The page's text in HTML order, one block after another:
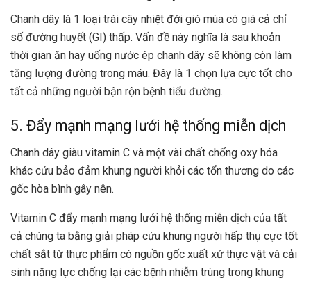
Chanh dây là 1 loại trái cây nhiệt đới gió mùa có giá cả chỉ
số đường huyết (GI) thấp. Vấn đề này nghĩa là sau khoản
thời gian ăn hay uống nước ép chanh dây sẽ không còn làm
tăng lượng đường trong máu. Đây là 1 chọn lựa cực tốt cho
tất cả những người bận rộn bệnh tiểu đường.
5. Đẩy mạnh mạng lưới hệ thống miễn dịch
Chanh dây giàu vitamin C và một vài chất chống oxy hóa
khác cứu bảo đảm khung người khỏi các tổn thương do các
gốc hòa bình gây nên.
Vitamin C đẩy mạnh mạng lưới hệ thống miễn dịch của tất
cả chúng ta bằng giải pháp cứu khung người hấp thụ cực tốt
chất sắt từ thực phẩm có nguồn gốc xuất xứ thực vật và cải
sinh năng lực chống lại các bệnh nhiễm trùng trong khung